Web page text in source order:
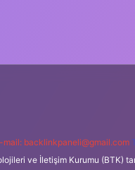
mail: backlinkpaneli@gmail.com
ve İletişim Kurumu (BTK)